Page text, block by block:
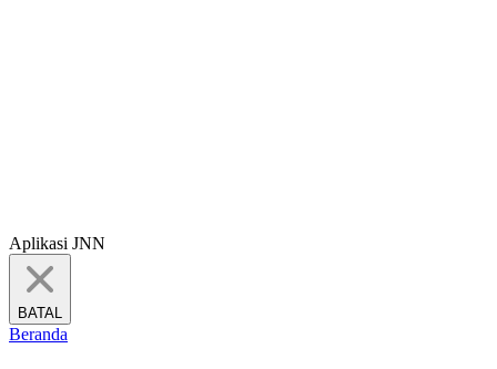
Aplikasi JNN
BATAL
Beranda